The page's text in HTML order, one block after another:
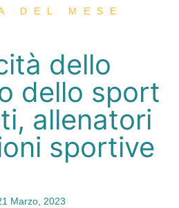
DEL MESE
dello
dello sport
allenatori
sportive
Marzo, 2023